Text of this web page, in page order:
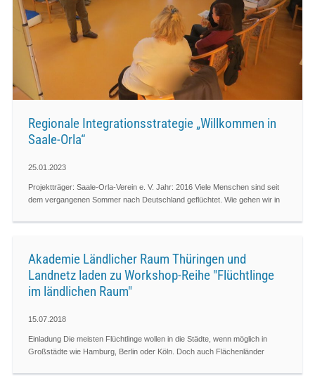
Regionale Integrationsstrategie „Willkommen in
Saale-Orla“
25.01.2023
Projektträger: Saale-Orla-Verein e. V. Jahr: 2016 Viele Menschen sind seit
dem vergangenen Sommer nach Deutschland geflüchtet. Wie gehen wir in
Akademie Ländlicher Raum Thüringen und
Landnetz laden zu Workshop-Reihe "Flüchtlinge
im ländlichen Raum"
15.07.2018
Einladung Die meisten Flüchtlinge wollen in die Städte, wenn möglich in
Großstädte wie Hamburg, Berlin oder Köln. Doch auch Flächenländer